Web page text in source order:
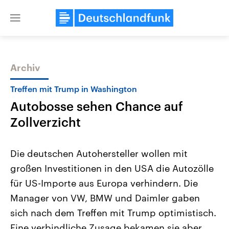
Close
Themen
Landtagswahl Sachsen-Anhalt
2026
Alle Informationen
Sachsen-Anhalt wählt am 6.
September 2026 einen neuen
Landtag. Seit 2021 wird das
Bundesland von einer Koalition aus
USA
Aktuelle Beiträge,
Hintergründe
Wirtschaftlich und
gehören die Vereinigten
den mächtigsten Ländern
mit großem Einfluss auf
Archiv
Treffen mit Trump in Washington
Autobosse sehen Chance auf
Zollverzicht
Die deutschen Autohersteller wollen mit
großen Investitionen in den USA die Autozölle
für US-Importe aus Europa verhindern. Die
Manager von VW, BMW und Daimler gaben
sich nach dem Treffen mit Trump optimistisch.